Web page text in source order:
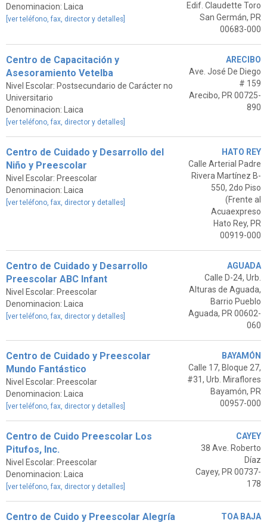
Denominacion: Laica
[ver teléfono, fax, director y detalles]
Edif. Claudette Toro
San Germán, PR
00683-000
Centro de Capacitación y
Asesoramiento Vetelba
Nivel Escolar: Postsecundario de Carácter no
Universitario
Denominacion: Laica
[ver teléfono, fax, director y detalles]
ARECIBO
Ave. José De Diego
# 159
Arecibo, PR 00725-
890
Centro de Cuidado y Desarrollo del
Niño y Preescolar
Nivel Escolar: Preescolar
Denominacion: Laica
[ver teléfono, fax, director y detalles]
HATO REY
Calle Arterial Padre
Rivera Martínez B-
550, 2do Piso
(Frente al
Acuaexpreso
Hato Rey, PR
00919-000
Centro de Cuidado y Desarrollo
Preescolar ABC Infant
Nivel Escolar: Preescolar
Denominacion: Laica
[ver teléfono, fax, director y detalles]
AGUADA
Calle D-24, Urb.
Alturas de Aguada,
Barrio Pueblo
Aguada, PR 00602-
060
Centro de Cuidado y Preescolar
Mundo Fantástico
Nivel Escolar: Preescolar
Denominacion: Laica
[ver teléfono, fax, director y detalles]
BAYAMÓN
Calle 17, Bloque 27,
#31, Urb. Miraflores
Bayamón, PR
00957-000
Centro de Cuido Preescolar Los
Pitufos, Inc.
Nivel Escolar: Preescolar
Denominacion: Laica
[ver teléfono, fax, director y detalles]
CAYEY
38 Ave. Roberto
Díaz
Cayey, PR 00737-
178
Centro de Cuido y Preescolar Alegría
TOA BAJA